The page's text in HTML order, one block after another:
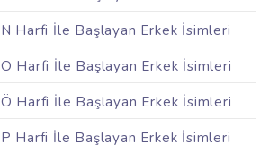
N Harfi İle Başlayan Erkek İsimleri
O Harfi İle Başlayan Erkek İsimleri
Ö Harfi İle Başlayan Erkek İsimleri
P Harfi İle Başlayan Erkek İsimleri